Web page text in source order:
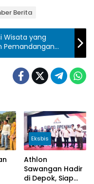
Berita
Wisata yang
Pemandangan
Eksbis
Athlon
Sawangan Hadir
di Depok, Siap